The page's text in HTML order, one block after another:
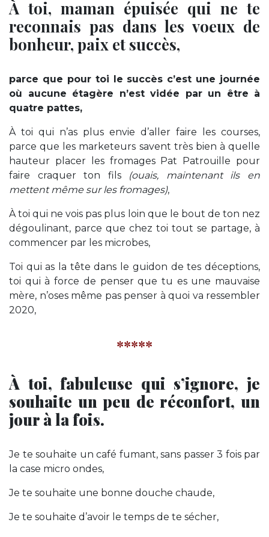
À toi, maman épuisée qui ne te
reconnais pas dans les voeux de
bonheur, paix et succès,
parce que pour toi le succès c’est une journée
où aucune étagère n’est vidée par un être à
quatre pattes,
À toi qui n’as plus envie d’aller faire les courses,
parce que les marketeurs savent très bien à quelle
hauteur placer les fromages Pat Patrouille pour
faire craquer ton fils (ouais, maintenant ils en
mettent même sur les fromages),
À toi qui ne vois pas plus loin que le bout de ton nez
dégoulinant, parce que chez toi tout se partage, à
commencer par les microbes,
Toi qui as la tête dans le guidon de tes déceptions,
toi qui à force de penser que tu es une mauvaise
mère, n’oses même pas penser à quoi va ressembler
2020,
*****
À toi, fabuleuse qui s’ignore, je
souhaite un peu de réconfort, un
jour à la fois.
Je te souhaite un café fumant, sans passer 3 fois par
la case micro ondes,
Je te souhaite une bonne douche chaude,
Je te souhaite d’avoir le temps de te sécher,